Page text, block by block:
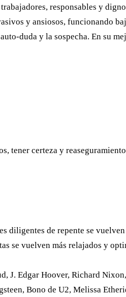
responsables y
y ansiosos, funcionando
duda y la sospecha. En su
tener certeza y
diligentes de repente se
se vuelven más relajados y
J. Edgar Hoover, Richard
Bono de U2, Melissa